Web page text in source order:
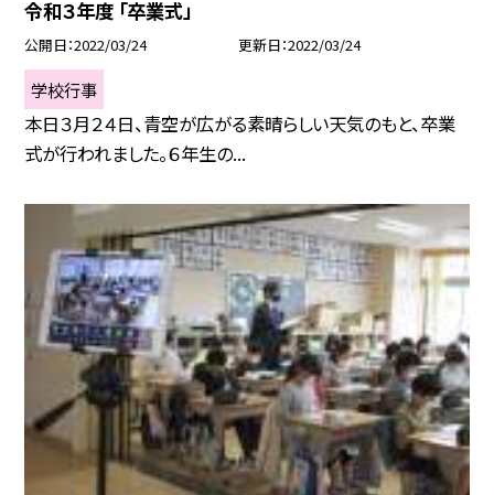
令和３年度 「卒業式」
公開日 2022/03/24 更新日 2022/03/24
学校行事
本日３月２４日、青空が広がる素晴らしい天気のもと、卒業
式が行われました。６年生の...